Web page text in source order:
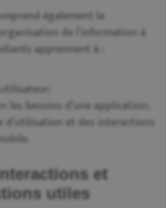
également la
de l’information à
apprennent à :
les besoins d’une application;
et des interactions
et
utiles